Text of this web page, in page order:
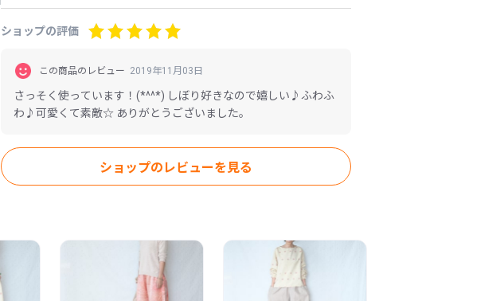
しいです。
ウールやアクリルのチクチクが苦手な方におすすめです。
乾燥にお悩みの方には特におすすめしたいマフラーです。
プレゼントにもおすすめです。
ショップの評価
この商品のレビュー 2019年11月03日
さっそく使っています！(*^^*) しぼり好きなので嬉しい♪ふわふ
わ♪可愛くて素敵☆ ありがとうございました。
ショップのレビューを見る